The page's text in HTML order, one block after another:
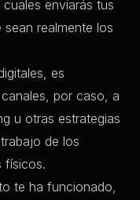
enviarás tus
realmente los
es
por caso, a
u otras estrategias
de los
físicos.
te ha funcionado,